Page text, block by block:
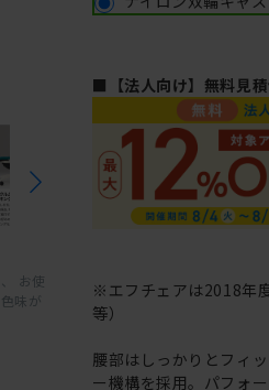
お使
味が
■【法人向け】無料見
※エフチェアは2018年
等）
腰部はしっかりとフィ
ー機構を採用。パフォ